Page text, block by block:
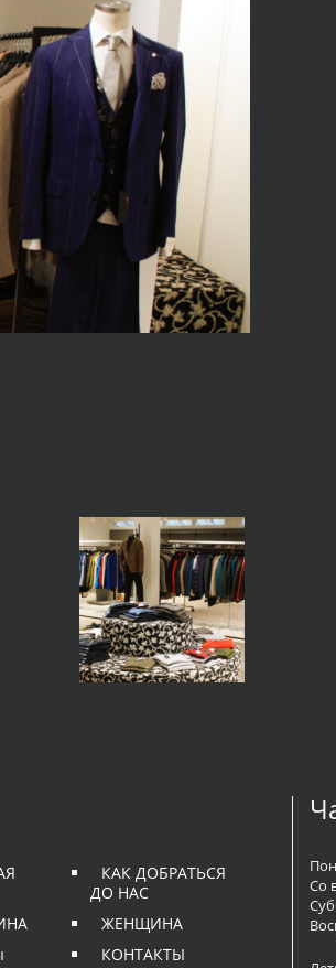
КАК ДОБРАТЬСЯ
ДО НАС
ЖЕНЩИНА
КОНТАКТЫ
Со